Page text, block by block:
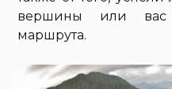
вершины или вас
маршрута.